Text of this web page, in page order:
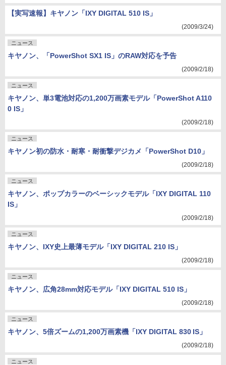
【実写速報】キヤノン「IXY DIGITAL 510 IS」
(2009/3/24)
ニュース
キヤノン、「PowerShot SX1 IS」のRAW対応を予告
(2009/2/18)
ニュース
キヤノン、単3電池対応の1,200万画素モデル「PowerShot A110
0 IS」
(2009/2/18)
ニュース
キヤノン初の防水・耐寒・耐衝撃デジカメ「PowerShot D10」
(2009/2/18)
ニュース
キヤノン、ポップカラーのベーシックモデル「IXY DIGITAL 110
IS」
(2009/2/18)
ニュース
キヤノン、IXY史上最薄モデル「IXY DIGITAL 210 IS」
(2009/2/18)
ニュース
キヤノン、広角28mm対応モデル「IXY DIGITAL 510 IS」
(2009/2/18)
ニュース
キヤノン、5倍ズームの1,200万画素機「IXY DIGITAL 830 IS」
(2009/2/18)
ニュース